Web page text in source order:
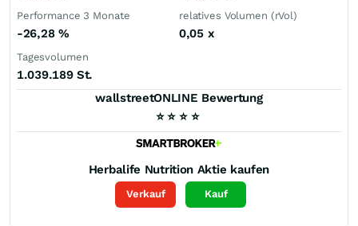
Performance 3 Monate
-26,28 %
relatives Volumen (rVol)
0,05 x
Tagesvolumen
1.039.189 St.
wallstreetONLINE Bewertung
⭐ ⭐ ⭐ ⭐
Herbalife Nutrition Aktie kaufen
Verkauf Kauf